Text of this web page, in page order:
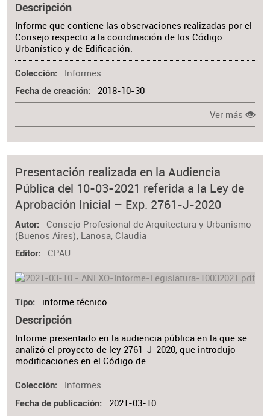
Descripción
Informe que contiene las observaciones realizadas por el
Consejo respecto a la coordinación de los Código
Urbanístico y de Edificación.
Colección Informes
Fecha de creación 2018-10-30
Ver más
Presentación realizada en la Audiencia
Pública del 10-03-2021 referida a la Ley de
Aprobación Inicial – Exp. 2761-J-2020
Autor
Consejo Profesional de Arquitectura y Urbanismo
(Buenos Aires); Lanosa, Claudia
Editor CPAU
Tipo informe técnico
Descripción
Informe presentado en la audiencia pública en la que se
analizó el proyecto de ley 2761-J-2020, que introdujo
modificaciones en el Código de…
Colección Informes
Fecha de publicación 2021-03-10